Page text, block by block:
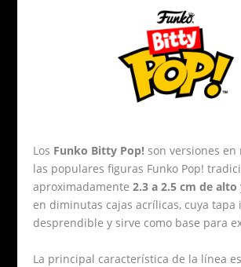
Los Funko Bitty Pop! son versiones
las populares figuras Funko Pop!
aproximadamente2.3 a 2.5 cm de alto
en diminutas cajas acrílicas, cuya tapa
desprendible y sirve como base para
La principal característica de la línea